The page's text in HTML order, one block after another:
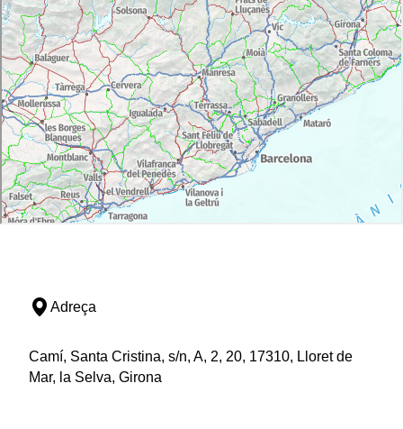
Adreça
Camí, Santa Cristina, s/n, A, 2, 20, 17310, Lloret de
Mar, la Selva, Girona